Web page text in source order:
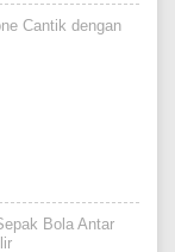
Cantik dengan
Bola Antar